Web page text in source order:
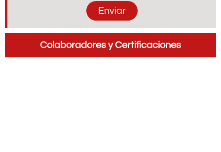
Enviar
Colaboradores y Certificaciones